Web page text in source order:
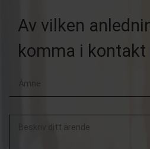
Av vilken
komma i kontakt
Beskriv